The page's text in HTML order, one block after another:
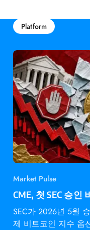
Platform
Market Pulse
CME, 첫 SEC 승인
SEC가 2026년 5월
제 비트코인 지수 옵